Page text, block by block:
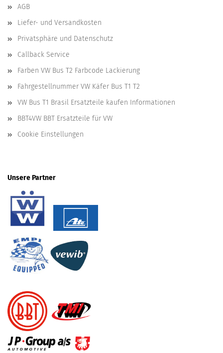
AGB
Liefer- und Versandkosten
Privatsphäre und Datenschutz
Callback Service
Farben VW Bus T2 Farbcode Lackierung
Fahrgestellnummer VW Käfer Bus T1 T2
VW Bus T1 Brasil Ersatzteile kaufen Informationen
BBT4VW BBT Ersatzteile für VW
Cookie Einstellungen
Unsere Partner